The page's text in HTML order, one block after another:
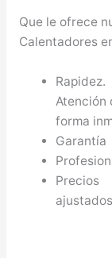
Que le ofrece
Calentadores
Rapidez.
Atención
forma
Garantía
Precios